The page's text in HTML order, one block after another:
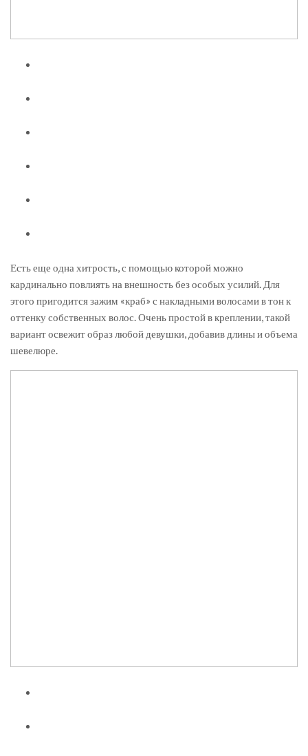
Есть еще одна хитрость, с помощью которой можно
кардинально повлиять на внешность без особых усилий. Для
этого пригодится зажим «краб» с накладными волосами в тон к
оттенку собственных волос. Очень простой в креплении, такой
вариант освежит образ любой девушки, добавив длины и объема
шевелюре.